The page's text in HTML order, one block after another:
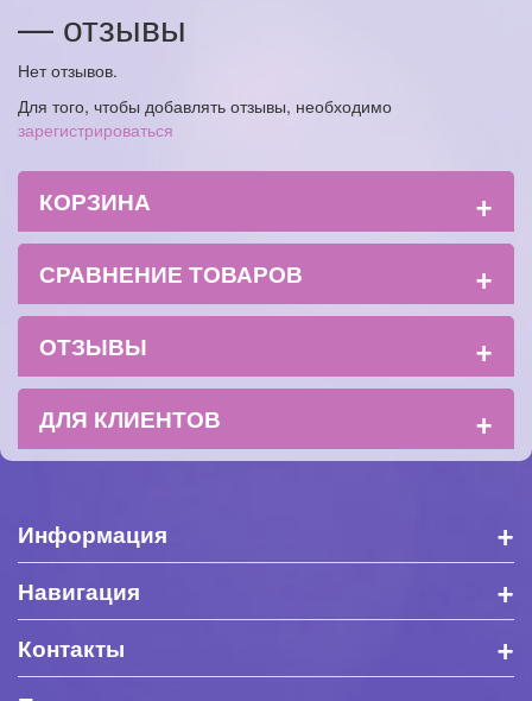
— отзывы
Нет отзывов.
Для того, чтобы добавлять отзывы, необходимо
зарегистрироваться
КОРЗИНА +
СРАВНЕНИЕ ТОВАРОВ +
ОТЗЫВЫ +
ДЛЯ КЛИЕНТОВ +
Информация +
Навигация +
Контакты +